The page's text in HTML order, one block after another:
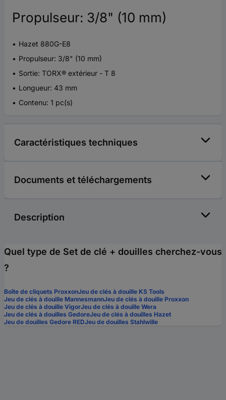
Propulseur: 3/8" (10 mm)
Hazet 880G-E8
Propulseur: 3/8" (10 mm)
Sortie: TORX® extérieur - T 8
Longueur: 43 mm
Contenu: 1 pc(s)
Caractéristiques techniques
Documents et téléchargements
Description
Quel type de Set de clé + douilles cherchez-vous
?
Boîte de cliquets ProxxonJeu de clés à douille KS Tools
Jeu de clés à douille MannesmannJeu de clés à douille Proxxon
Jeu de clés à douille VigorJeu de clés à douille Wera
Jeu de clés à douilles GedoreJeu de clés à douilles Hazet
Jeu de douilles Gedore REDJeu de douilles Stahlwille